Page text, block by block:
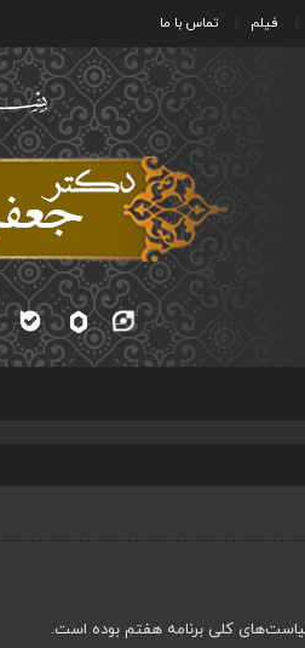
فیلم تماس با ما
کلی برنامه هفتم بوده است.